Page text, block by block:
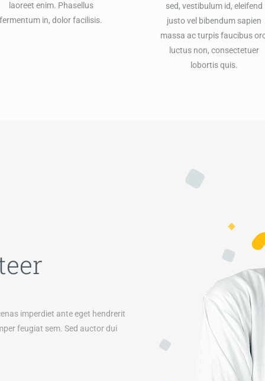
laoreet enim. Phasellus
fermentum in, dolor facilisis.
sed, vestibulum id, eleifend
justo vel bibendum sapien
massa ac turpis faucibus
luctus non, consectetuer
lobortis quis.
imperdiet ante eget hendrerit
feugiat sem. Sed auctor dui